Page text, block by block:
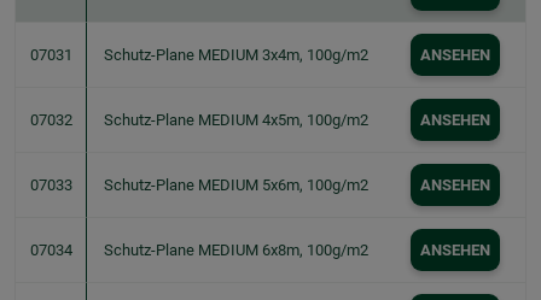
07031 Schutz-Plane MEDIUM 3x4m, 100g/m2 ANSEHEN
07032 Schutz-Plane MEDIUM 4x5m, 100g/m2 ANSEHEN
07033 Schutz-Plane MEDIUM 5x6m, 100g/m2 ANSEHEN
07034 Schutz-Plane MEDIUM 6x8m, 100g/m2 ANSEHEN